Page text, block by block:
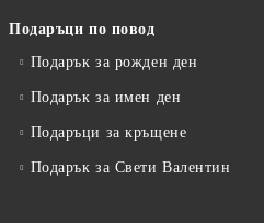
Подаръци по повод
Подарък за рожден ден
Подарък за имен ден
Подаръци за кръщене
Подарък за Свети Валентин